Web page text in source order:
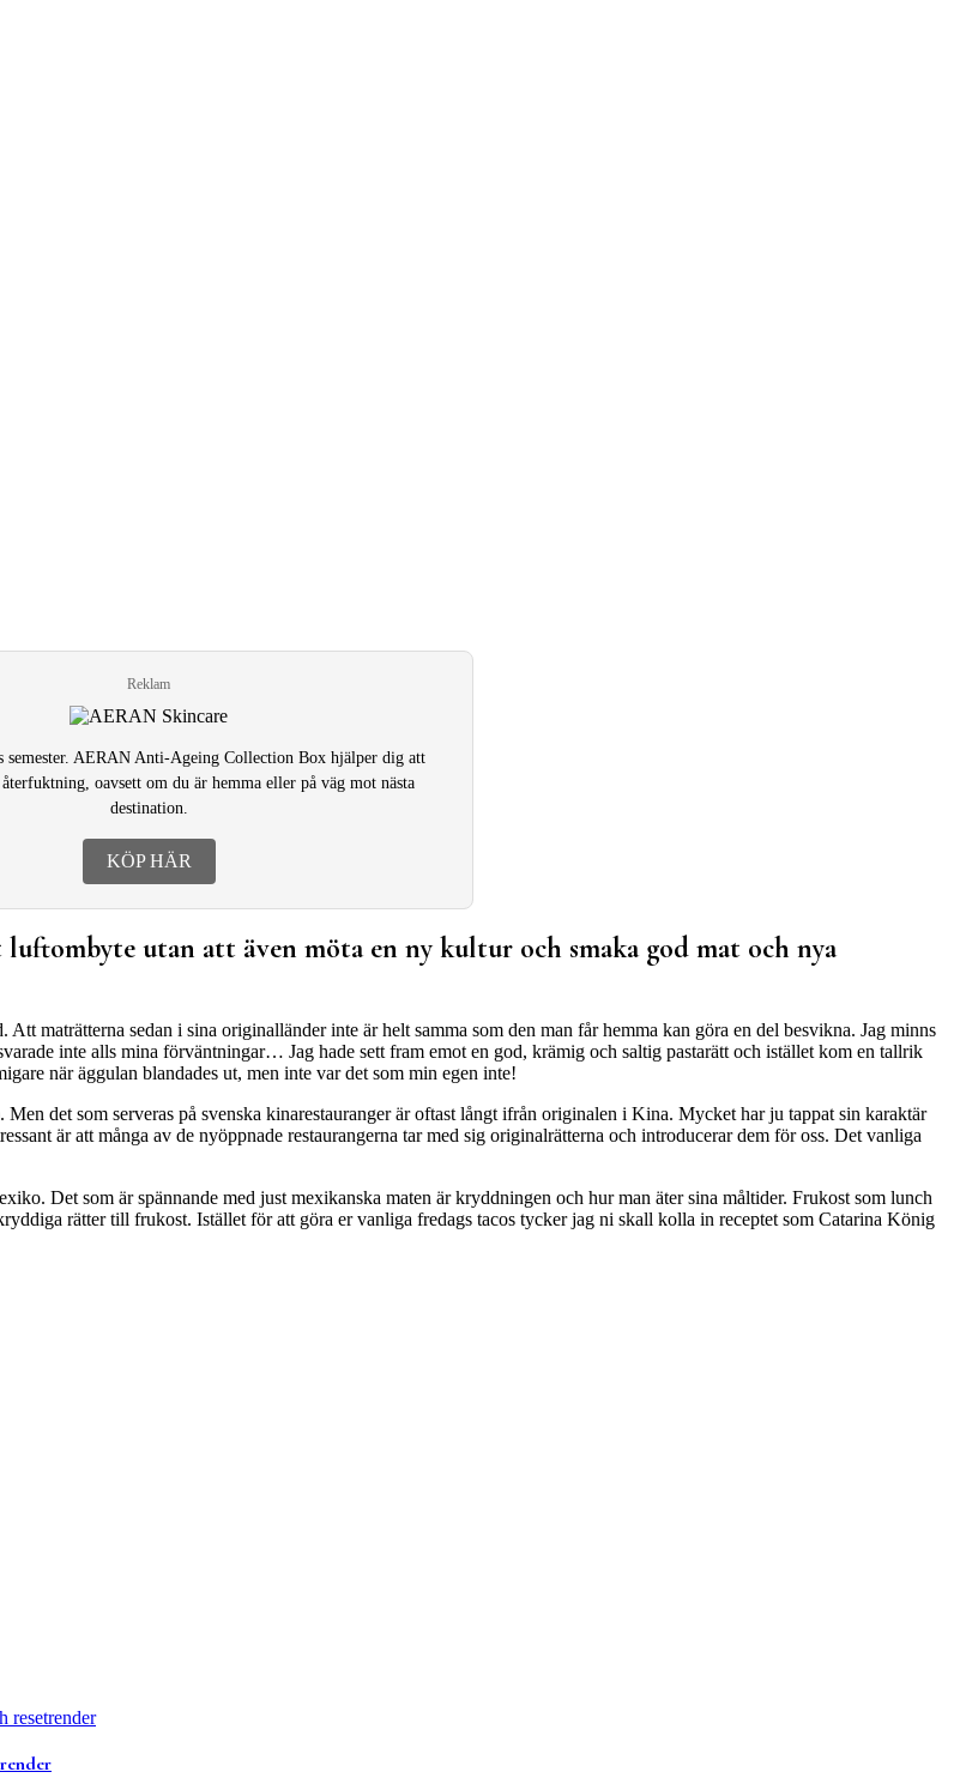
Reklam
semester. AERAN Anti-Ageing Collection Box hjälper dig att
oavsett om du är hemma eller på väg mot nästa
destination.
KÖP HÄR
utan att även möta en ny kultur och smaka god mat och nya
Att maträtterna sedan i sina originalländer inte är helt samma som den man får hemma kan göra en del besvikna. Jag minns
inte alls mina förväntningar… Jag hade sett fram emot en god, krämig och saltig pastarätt och istället kom en tallrik
när äggulan blandades ut, men inte var det som min egen inte!
Men det som serveras på svenska kinarestauranger är oftast långt ifrån originalen i Kina. Mycket har ju tappat sin karaktär
är att många av de nyöppnade restaurangerna tar med sig originalrätterna och introducerar dem för oss. Det vanliga
Det som är spännande med just mexikanska maten är kryddningen och hur man äter sina måltider. Frukost som lunch
rätter till frukost. Istället för att göra er vanliga fredags tacos tycker jag ni skall kolla in receptet som Catarina König